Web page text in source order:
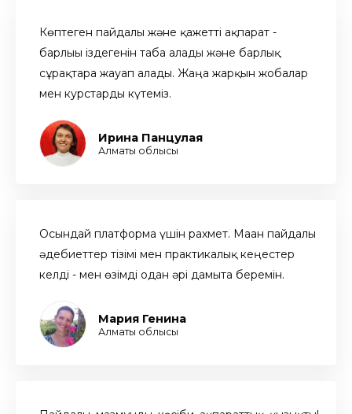
Көптеген пайдалы және қажетті ақпарат -
барлығы іздегенін таба алады және барлық
сұрақтарға жауап алады. Жаңа жарқын жобалар
мен курстарды күтеміз.
Ирина Панцулая
Алматы облысы
Осындай платформа үшін рахмет. Маған пайдалы
әдебиеттер тізімі мен практикалық кеңестер
келді - мен өзімді одан әрі дамыта беремін.
Мария Генина
Алматы облысы